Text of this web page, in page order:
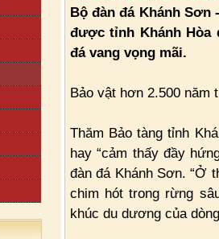
Bộ đàn đá Khánh
được tỉnh Khánh Hòa
đá vang vọng mãi.
Bảo vật hơn 2.500 năm
Thăm Bảo tàng tỉnh
hay “cảm thấy đầy
đàn đá Khánh Sơn. “Ở
chim hót trong rừng
khúc du dương của